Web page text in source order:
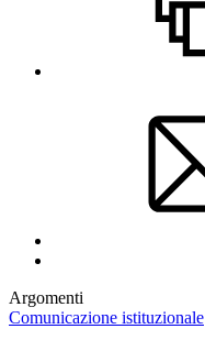
Argomenti
Comunicazione istituzionale